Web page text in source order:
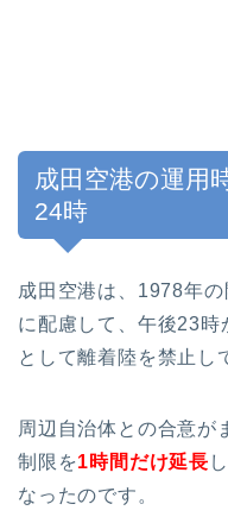
成田空港の運用
24時
成田空港は、1978年
に配慮して、午後23時
として離着陸を禁止し
周辺自治体との合意が
制限を1時間だけ延長
なったのです。